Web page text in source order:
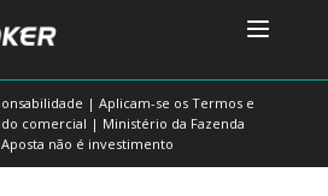
| Aplicam-se os Termos e
comercial | Ministério da Fazenda
não é investimento